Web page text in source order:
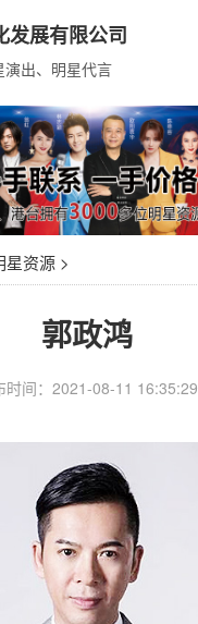
发展有限公司
出、明星代言
星资源>
郭政鸿
时间：2021-08-11 16:35:29